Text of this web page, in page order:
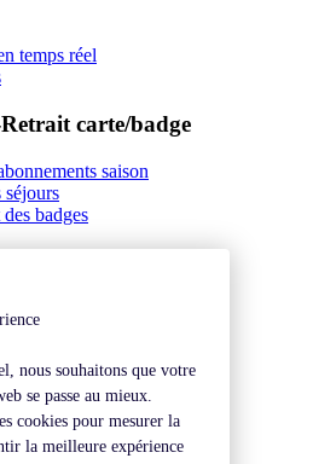
nous souhaitons que votre
se passe au mieux.
cookies pour mesurer la
la meilleure expérience
temps réel
carte/badge
saison
séjours
badges